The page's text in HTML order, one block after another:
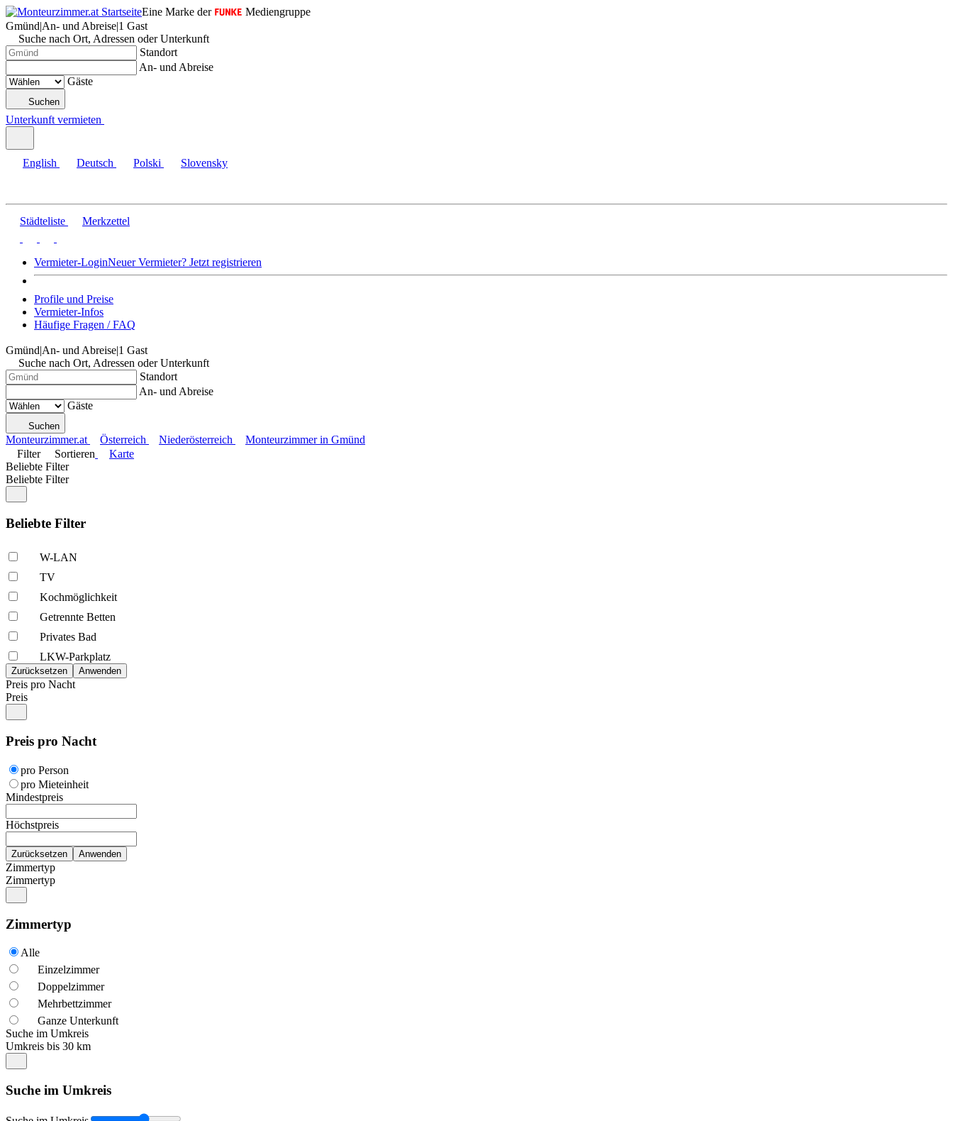
Eine Marke der
Mediengruppe
Gmünd|An- und Abreise|1 Gast
Suche nach Ort, Adressen oder Unterkunft
Standort
An- und Abreise
Gäste
Suchen
Unterkunft vermieten
English Deutsch Polski Slovensky
Städteliste Merkzettel
Vermieter-LoginNeuer Vermieter? Jetzt registrieren
Profile und Preise
Vermieter-Infos
Häufige Fragen / FAQ
Gmünd|An- und Abreise|1 Gast
Suche nach Ort, Adressen oder Unterkunft
Standort
An- und Abreise
Gäste
Suchen
Monteurzimmer.at Österreich Niederösterreich
Monteurzimmer in Gmünd
Filter
Sortieren
Karte
Beliebte Filter
Beliebte Filter
Beliebte Filter
W-LAN
TV
Kochmöglich­keit
Getrennte Betten
Privates Bad
LKW-Parkplatz
Preis pro Nacht
Preis
Preis pro Nacht
pro Person
pro Mieteinheit
Mindestpreis
Höchstpreis
Zimmertyp
Zimmertyp
Zimmertyp
Alle
Einzelzimmer
Doppelzimmer
Mehrbettzimmer
Ganze Unterkunft
Suche im Umkreis
Umkreis bis 30 km
Suche im Umkreis